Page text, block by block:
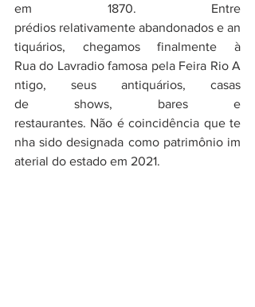
em 1870. Entre
prédios relativamente abandonados e an
tiquários, chegamos finalmente à
Rua do Lavradio famosa pela Feira Rio A
ntigo, seus antiquários, casas
de shows, bares e
restaurantes. Não é coincidência que te
nha sido designada como patrimônio im
aterial do estado em 2021.